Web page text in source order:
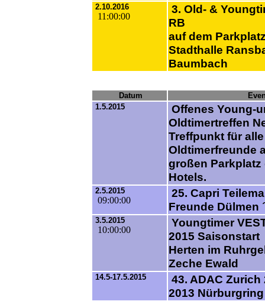
2.10.2016
11:00:00
3. Old- &
RB
auf dem
Stadthalle
Baumbach
Datum
1.5.2015
Offenes Young-
Oldtimertreffen
Treffpunkt für alle
Oldtimerfreunde
großen Parkplatz
Hotels.
2.5.2015
09:00:00
25. Capri
Freunde Dülmen
3.5.2015
10:00:00
Youngtimer
2015 Saisonstart
Herten im
Zeche Ewald
14.5-17.5.2015
43. ADAC Zurich
2013 Nürburgring